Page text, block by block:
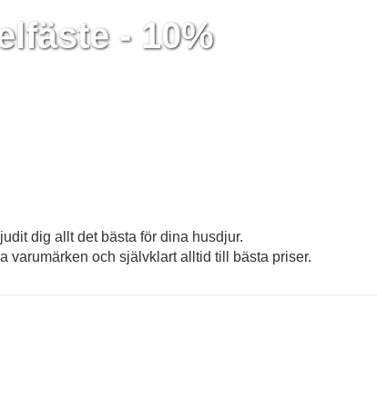
- 10%
dig allt det bästa för dina husdjur.
varumärken och självklart alltid till bästa priser.